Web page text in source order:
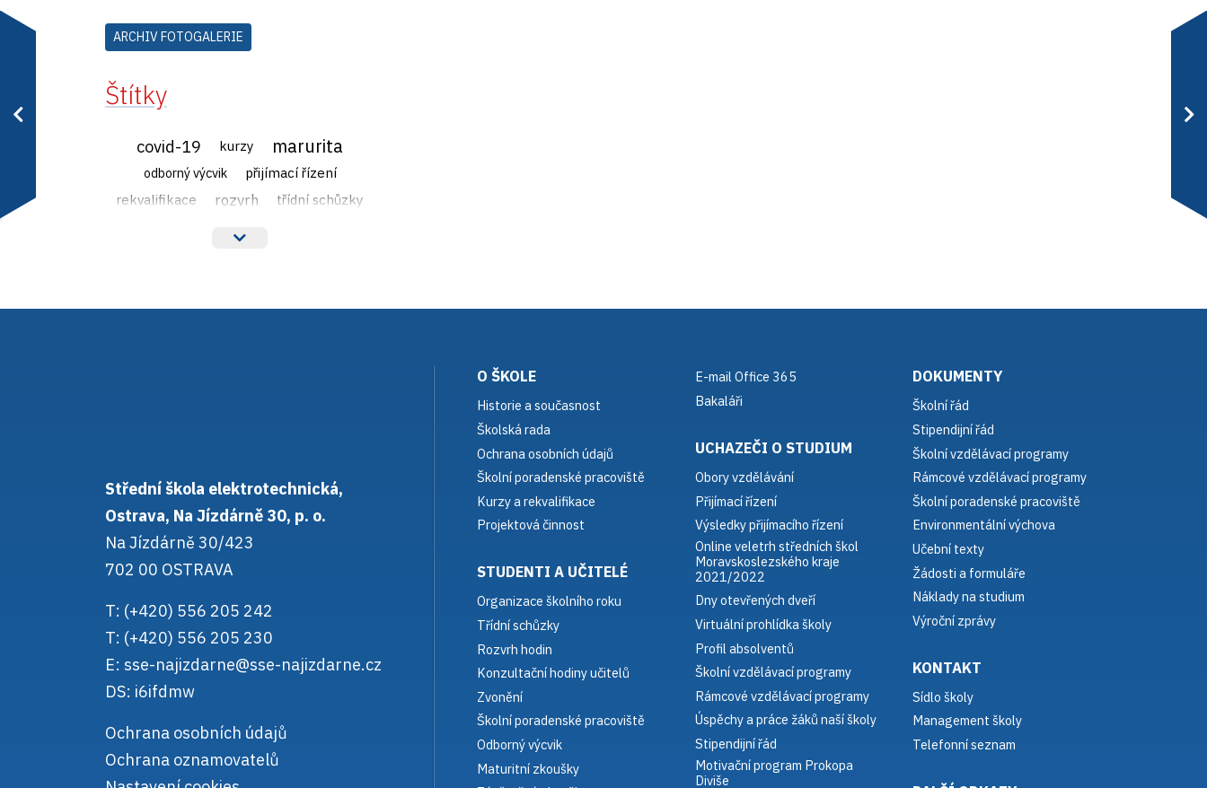
ARCHIV FOTOGALERIE
Štítky
covid-19 kurzy marurita
odborný výcvik
přijímací řízení
rekvalifikace
rozvrh třídní schůzky
Střední škola elektrotechnická,
Ostrava, Na Jízdárně 30, p. o.
Na Jízdárně 30/423
702 00 OSTRAVA
T: (+420) 556 205 242
T: (+420) 556 205 230
E: sse-najizdarne@sse-najizdarne.cz
DS: i6ifdmw
Ochrana osobních údajů
Ochrana oznamovatelů
O ŠKOLE
Historie a současnost
Školská rada
Ochrana osobních údajů
Školní poradenské pracoviště
Kurzy a rekvalifikace
Projektová činnost
STUDENTI A UČITELÉ
Organizace školního roku
Třídní schůzky
Rozvrh hodin
Konzultační hodiny učitelů
Zvonění
Školní poradenské pracoviště
Odborný výcvik
Maturitní zkoušky
E-mail Office 365
Bakaláři
UCHAZEČI O STUDIUM
Obory vzdělávání
Přijímací řízení
Výsledky přijímacího řízení
Online veletrh středních škol
Moravskoslezského kraje
2021/2022
Dny otevřených dveří
Virtuální prohlídka školy
Profil absolventů
Školní vzdělávací programy
Rámcové vzdělávací programy
Úspěchy a práce žáků naší školy
Stipendijní řád
Motivační program Prokopa
Diviše
DOKUMENTY
Školní řád
Stipendijní řád
Školní vzdělávací programy
Rámcové vzdělávací programy
Školní poradenské pracoviště
Environmentální výchova
Učební texty
Žádosti a formuláře
Náklady na studium
Výroční zprávy
KONTAKT
Sídlo školy
Management školy
Telefonní seznam